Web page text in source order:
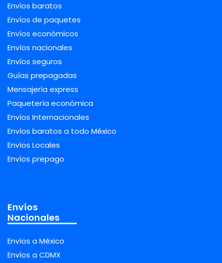
Envíos baratos
Envíos de paquetes
Envíos económicos
Envíos nacionales
Envíos seguros
Guías prepagadas
Mensajería express
Paquetería económica
Envíos Internacionales
Envíos baratos a todo México
Envíos Locales
Envíos prepago
Envíos
Nacionales
Envíos a México
Envíos a CDMX